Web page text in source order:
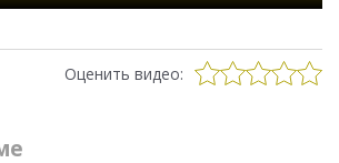
Оценить видео: